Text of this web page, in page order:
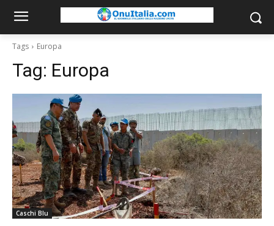
Tags Europa
Tag: Europa
Caschi Blu